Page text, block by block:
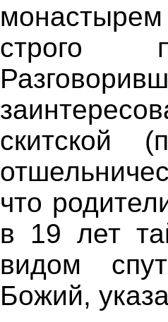
строго
скитской
что
в 19 лет
видом
Божий,